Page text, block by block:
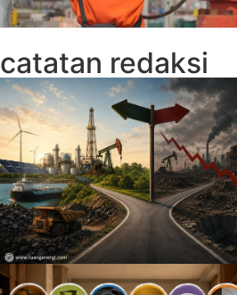
catatan redaksi